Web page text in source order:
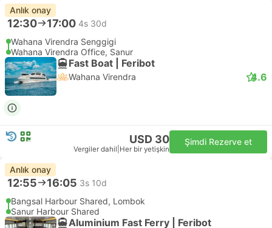
Anlık onay
12:30 17:00 4s 30d
Wahana Virendra Senggigi
Wahana Virendra Office, Sanur
Fast Boat | Feribot
Wahana Virendra 4.6
USD 30
Vergiler dahil Her bir yetişkin
Şimdi Rezerve et
Anlık onay
12:55 16:05 3s 10d
Bangsal Harbour Shared, Lombok
Sanur Harbour Shared
Aluminium Fast Ferry | Feribot